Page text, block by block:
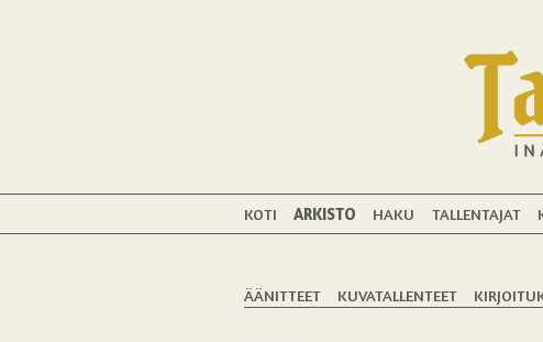
KOTI ARKISTO HAKU TALLENTAJAT
ÄÄNITTEET KUVATALLENTEET